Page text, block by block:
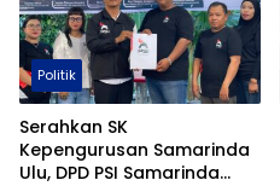
Politik
Serahkan SK
Kepengurusan Samarinda
Ulu, DPD PSI Samarinda